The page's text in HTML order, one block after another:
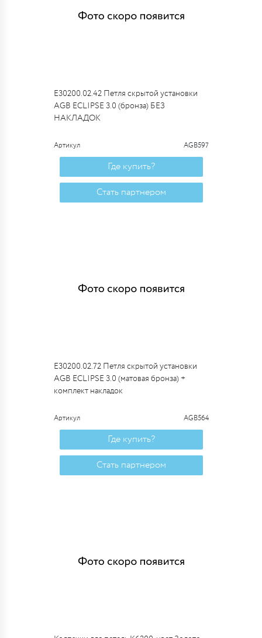
E30200.02.42 Петля скрытой установки
AGB ECLIPSE 3.0 (бронза) БЕЗ
НАКЛАДОК
Артикул AGB597
Где купить?
Стать партнером
E30200.02.72 Петля скрытой установки
AGB ECLIPSE 3.0 (матовая бронза) +
комплект накладок
Артикул AGB564
Где купить?
Стать партнером